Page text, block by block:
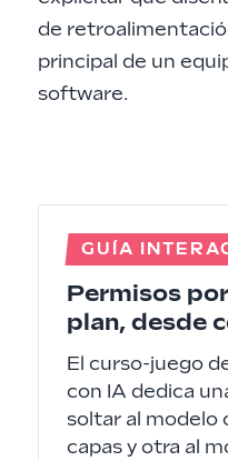
de
principal de un
software.
GUÍA
Permisos
plan, desde
El curso-juego
con IA dedica
soltar al modelo
capas y otra al